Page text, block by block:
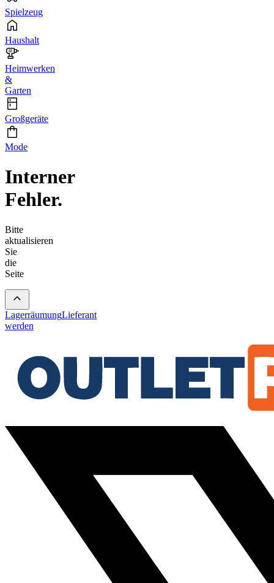
Spielzeug
Haushalt
Heimwerken
&
Garten
Großgeräte
Mode
Interner
Fehler.
Bitte
aktualisieren
Sie
die
Seite
LagerräumungLieferant
werden